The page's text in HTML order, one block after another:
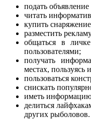
подать
читать
купить
разместить
общаться в
пользователями;
получать
местах, пользуясь
пользоваться
снискать
иметь
делиться
других рыболовов.